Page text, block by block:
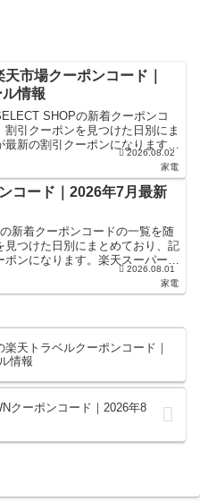
市場クーポンコード｜
情報
SHOPの新着クーポンコ
引クーポンを見つけた日別にま
新の割引クーポンになります。
2026.08.02
家電
コード｜2026年7月最新
新着クーポンコードの一覧を随
つけた日別にまとめており、記
ンになります。楽天スーパーセ
2026.08.01
家電
天トラベルクーポンコード｜
情報
クーポンコード｜2026年8